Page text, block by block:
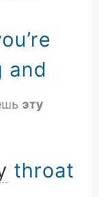
and
эту
throat